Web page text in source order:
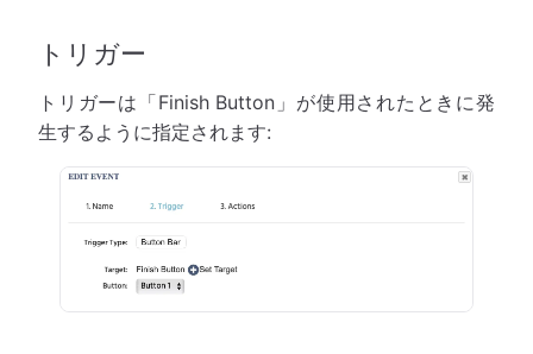
トリガー
トリガーは「Finish Button」が使用されたときに発
生するように指定されます: